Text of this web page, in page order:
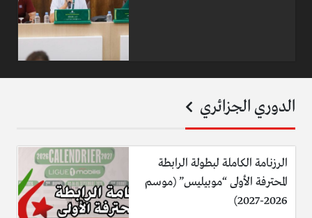
الدوري الجزائري
الرزنامة الكاملة لبطولة الرابطة
المحترفة الأولى “موبيليس” (موسم
2026-2027)